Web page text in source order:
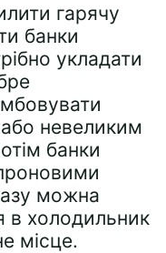
гарячу
банки
укладати
невеликим
банки
можна
в холодильник
місце.